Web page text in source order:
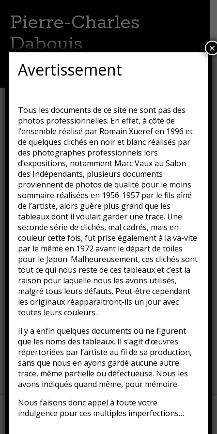
Pierre-Charles
Dabouis
Menu
principal
Vieux port de Bastia 1
Publié le16 août 2018 parGuillaume
Vieux port de Bastia 1, 1950
Huile sur toile
54 x 65 cm
Collection privée
Classé dans :Huile sur toile, Peinture ,Tableaux
Fièrement propulsé par WordPress &Portfolio.
Avertissement
Tous les documents de ce site ne sont pas des
photos professionnelles. En effet, à côté de
l’ensemble réalisé par Romain Xueref en 1996 et
de quelques clichés en noir et blanc réalisés par
des photographes professionnels lors
d’expositions, notamment Marc Vaux au Salon
des Indépendants, plusieurs documents
proviennent de photos de qualité pour le moins
sommaire réalisées en 1956-1957 par le fils aîné
de l’artiste, alors guère plus grand que les
tableaux dont il voulait garder une trace. Une
seconde série de clichés, mal cadrés, mais en
couleur cette fois, fut prise également à la va-vite
par le même en 1972 avant le départ de toiles
pour le Japon. Malheureusement, ces clichés sont
tout ce qui nous reste de ces tableaux et c’est la
raison pour laquelle nous les avons utilisés,
malgré tous leurs défauts. Peut-être cependant
les originaux réapparaitront-ils un jour avec
toutes leurs couleurs…
Il y a enfin quelques documents où ne figurent
que les noms des tableaux. Il s’agit d’œuvres
répertoriées par l’artiste au fil de sa production,
sans que nous en ayons gardé aucune autre
trace, même partielle ou défectueuse. Nous les
avons indiqués quand même, pour mémoire.
Nous faisons donc appel à toute votre
indulgence pour ces multiples imperfections…
×